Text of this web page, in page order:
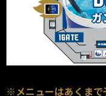
※メニューはあくまで